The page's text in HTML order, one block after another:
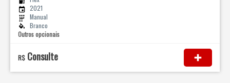
2021
Manual
Branco
Outros opcionais
R$ Consulte